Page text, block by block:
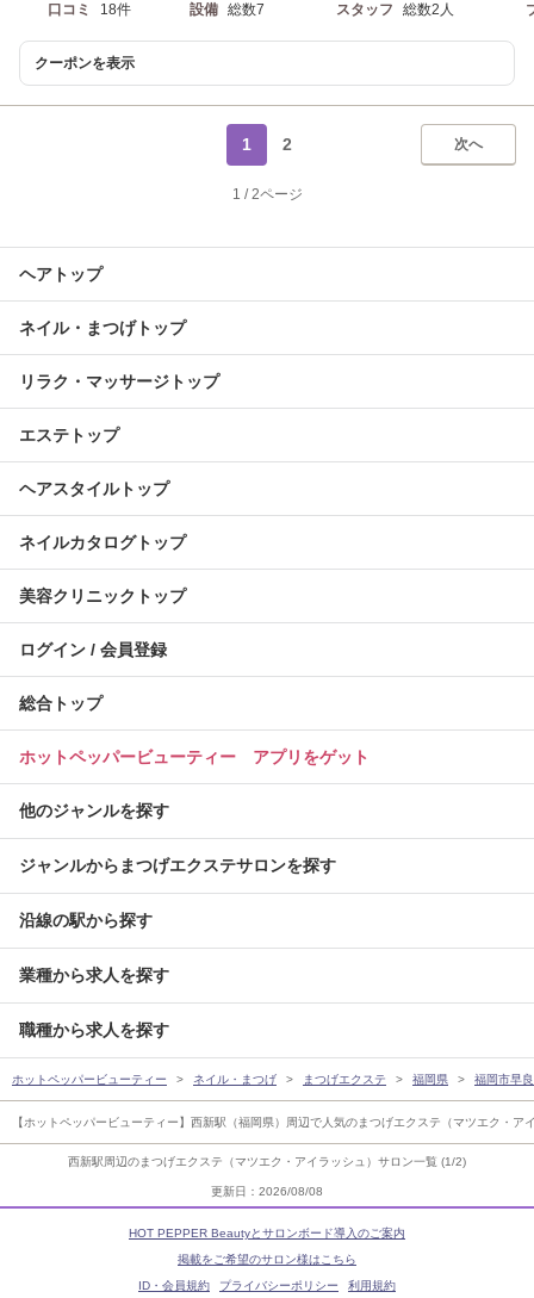
西新駅周辺のまつげエクステ（マツエク・アイラッシュ）サロン一覧 (1/2)
更新日：2026/08/08
口コミ 18件 設備 総数7 スタッフ 総数2人
クーポンを表示
次へ
1 2
1 / 2ページ
ヘアトップ
ネイル・まつげトップ
リラク・マッサージトップ
エステトップ
ヘアスタイルトップ
ネイルカタログトップ
美容クリニックトップ
ログイン / 会員登録
総合トップ
ホットペッパービューティー アプリをゲット
他のジャンルを探す
ジャンルからまつげエクステサロンを探す
沿線の駅から探す
業種から求人を探す
職種から求人を探す
ホットペッパービューティー ネイル・まつげ まつげエクステ 福岡県 福岡市早
【ホットペッパービューティー】西新駅（福岡県）周辺で人気のまつげエクステ（マツエク・
HOT PEPPER Beautyとサロンボード導入のご案内
掲載をご希望のサロン様はこちら
ID・会員規約
プライバシーポリシー 利用規約